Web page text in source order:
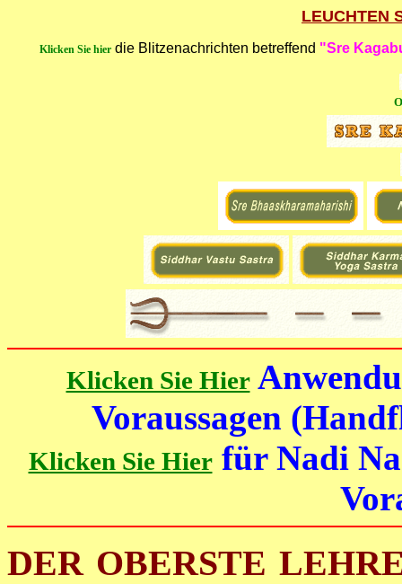
LEUCHTEN
Klicken Sie hier die Blitzenachrichten betreffend "Sre
Klicken Sie Hier
Voraussagen
Klicken Sie Hierfür Nadi
DER OBERSTE